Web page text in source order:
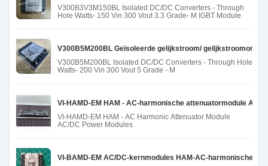
V300B3V3M150BL Isolated DC/DC Converters - Through
Hole Watts- 150 Vin 300 Vout 3.3 Grade- M IGBT Module
V300B5M200BL Geïsoleerde gelijkstroom/
V300B5M200BL Isolated DC/DC Converters - Through Hole
Watts- 200 Vin 300 Vout 5 Grade - M
VI-HAMD-EM HAM - AC-harmonische attenuatormodule AC/
VI-HAMD-EM HAM - AC Harmonic Attenuator Module
AC/DC Power Modules
VI-BAMD-EM AC/DC-kernmodules HAM-AC-harmonische